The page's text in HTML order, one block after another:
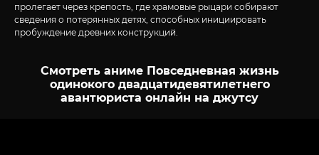
пролегает через крепость, где храмовые рыцари собирают
сведения о потерянных детях, способных инициировать
пробуждение древних конструкций.
Смотреть аниме Повседневная жизнь
одинокого двадцатидевятилетнего
авантюриста онлайн на джутсу